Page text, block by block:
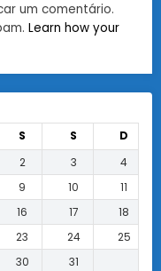
um comentário.
Learn how your
S S
D
2 3
4
9 10
11
16 17
18
23 24
25
30
31